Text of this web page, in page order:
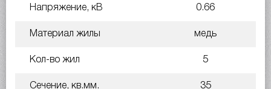
Напряжение, кВ 0.66
Материал жилы медь
Кол-во жил 5
Сечение, кв.мм. 35